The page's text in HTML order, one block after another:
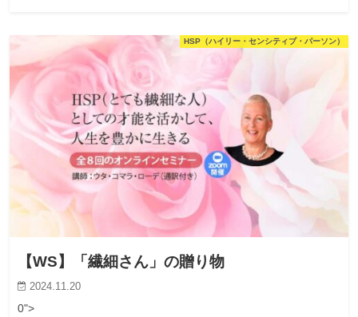
HSP（ハイリー・センシティブ・パーソン）
【WS】「繊細さん」の贈り物
2024.11.20
0">